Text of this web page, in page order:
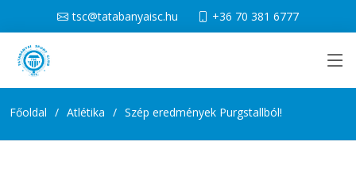
tsc@tatabanyaisc.hu +36 70 381 6777
Főoldal Atlétika Szép eredmények Purgstallból!